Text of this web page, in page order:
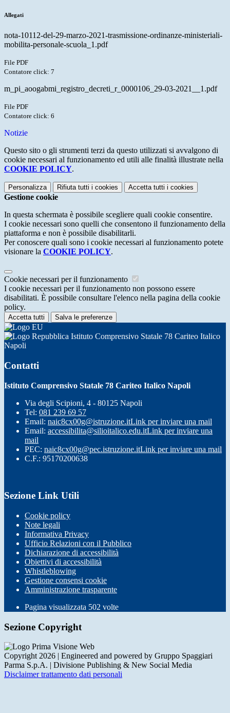
Allegati
nota-10112-del-29-marzo-2021-trasmissione-ordinanze-ministeriali-
mobilita-personale-scuola_1.pdf
File PDF
Contatore click: 7
m_pi_aoogabmi_registro_decreti_r_0000106_29-03-2021__1.pdf
File PDF
Contatore click: 6
Notizie
Questo sito o gli strumenti terzi da questo utilizzati si avvalgono di
cookie necessari al funzionamento ed utili alle finalità illustrate nella
COOKIE POLICY.
Personalizza Rifiuta tutti i cookies Accetta tutti i cookies
Gestione cookie
In questa schermata è possibile scegliere quali cookie consentire.
I cookie necessari sono quelli che consentono il funzionamento della
piattaforma e non è possibile disabilitarli.
Per conoscere quali sono i cookie necessari al funzionamento potete
visionare la COOKIE POLICY.
Cookie necessari per il funzionamento
I cookie necessari per il funzionamento non possono essere
disabilitati. È possibile consultare l'elenco nella pagina della cookie
policy.
Accetta tutti Salva le preferenze
Istituto Comprensivo Statale 78 Cariteo Italico
Napoli
Contatti
Istituto Comprensivo Statale 78 Cariteo Italico Napoli
Via degli Scipioni, 4 - 80125 Napoli
Tel: 081 239 69 57
Email: naic8cx00g@istruzione.itLink per inviare una mail
Email: accessibilita@silioitalico.edu.itLink per inviare una
mail
PEC: naic8cx00g@pec.istruzione.itLink per inviare una mail
C.F.: 95170200638
Sezione Link Utili
Cookie policy
Note legali
Informativa Privacy
Ufficio Relazioni con il Pubblico
Dichiarazione di accessibilità
Obiettivi di accessibilità
Whistleblowing
Gestione consensi cookie
Amministrazione trasparente
Pagina visualizzata 502 volte
Sezione Copyright
Copyright 2026 | Engineered and powered by Gruppo Spaggiari
Parma S.p.A. | Divisione Publishing & New Social Media
Disclaimer trattamento dati personali